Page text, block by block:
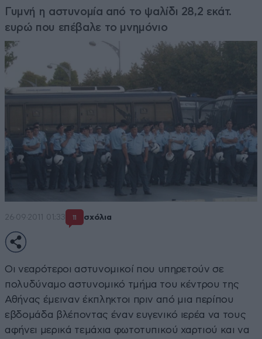
Γυμνή η αστυνομία από το ψαλίδι 28,2 εκάτ.
ευρώ που επέβαλε το μνημόνιο
26·09·2011 01:33 11 σχόλια
Οι νεαρότεροι αστυνομικοί που υπηρετούν σε
πολυδύναμο αστυνομικό τμήμα του κέντρου της
Αθήνας έμειναν έκπληκτοι πριν από μια περίπου
εβδομάδα βλέποντας έναν ευγενικό ιερέα να τους
αφήνει μερικά τεμάχια φωτοτυπικού χαρτιού και να